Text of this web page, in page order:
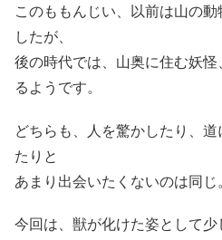
このももんじい、以前は山の
したが、
後の時代では、山奥に住む妖
るようです。
どちらも、人を驚かしたり、
たりと
あまり出会いたくないのは同じ
今回は、獣が化けた姿として